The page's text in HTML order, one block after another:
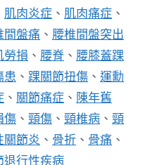
肌肉炎症 、 肌肉痛症 、
間盤痛 、 腰椎間盤突出
勞損 、 腰脊 、 腰膝蓋踝
患 、 踝關節扭傷 、 運勳
、 關節痛症 、 陳年舊
傷 、 頸傷 、 頸椎病 、 頸
關節炎 、 骨折 、 骨痛 、
退行性疾病